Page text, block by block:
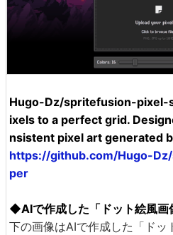
Hugo-Dz/spritefusion-pixel-
ixels to a perfect grid.
nsistent pixel art generated
https://github.com/Hugo-
per
◆AIで作成した「ドット絵風画
下の画像はAIで作成した「ドッ